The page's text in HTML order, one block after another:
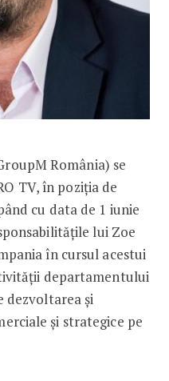
România) se
TV, în poziția de
cu data de 1 iunie
lui Zoe
în cursul acestui
departamentului
dezvoltarea și
și strategice pe